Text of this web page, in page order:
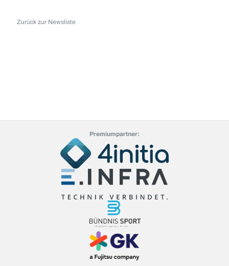
Zurück zur Newsliste
Premiumpartner: